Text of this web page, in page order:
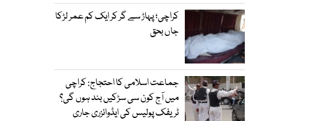
کراچی؛ پہاڑ سے گر کر ایک کم عمر لڑکا
جاں بحق
جماعت اسلامی کا احتجاج: کراچی
میں آج کون سی سڑکیں بند ہوں گی؟
ٹریفک پولیس کی ایڈوائزری جاری